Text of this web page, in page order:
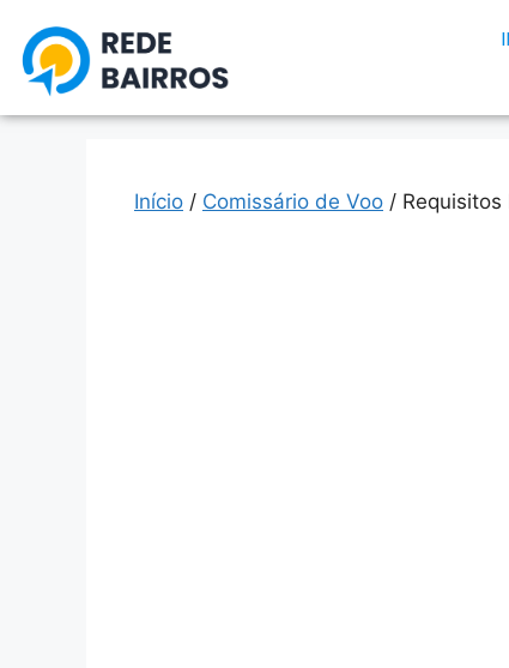
Início / Comissário de Voo / Requisitos